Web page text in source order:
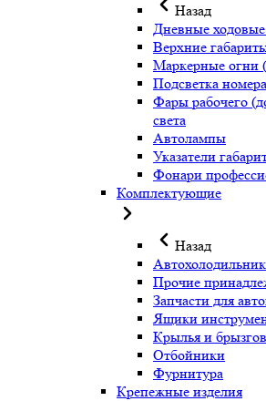
Назад
Дневные
Верхние
Маркерные огни
Подсветка номера
Фары рабочего
света
Автолампы
Указатели
Фонари
Комплектующие
Назад
Прочие
Запчасти для
Ящики
Крылья и
Отбойники
Фурнитура
Крепежные изделия